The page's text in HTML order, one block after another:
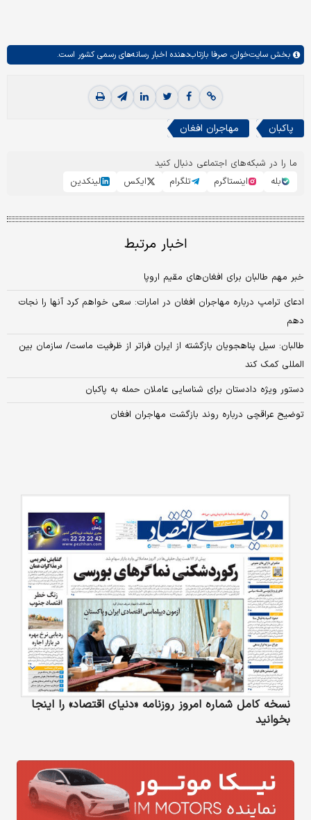
بخش سایت‌خوان، صرفا بازتاب‌دهنده اخبار رسانه‌های رسمی کشور است.
پاکبان مهاجران افغان
ما را در شبکه‌های اجتماعی دنبال کنید
بله
اینستاگرم تلگرام ایکس لینکدین
اخبار مرتبط
خبر مهم طالبان برای افغان‌های مقیم اروپا
ادعای ترامپ درباره مهاجران افغان در امارات: سعی خواهم کرد آنها را نجات
دهم
طالبان: سیل پناهجویان بازگشته از ایران فراتر از ظرفیت ماست/ سازمان بین
المللی کمک کند
دستور ویژه دادستان برای شناسایی عاملان حمله به پاکبان
توضیح عراقچی درباره روند بازگشت مهاجران افغان
نسخه کامل شماره امروز روزنامه «دنیای‌ اقتصاد» را اینجا
بخوانید